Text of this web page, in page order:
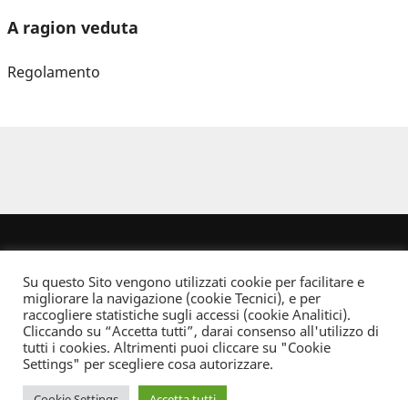
A ragion veduta
Regolamento
Dove non indicato altrimenti quest’opera è distribuita con Licenza
Creative Commons Attribuzione - Non commerciale - Non opere derivate 2.5 Italia
Informativa sulla privacy
Su questo Sito vengono utilizzati cookie per facilitare e
migliorare la navigazione (cookie Tecnici), e per
raccogliere statistiche sugli accessi (cookie Analitici).
Cliccando su “Accetta tutti”, darai consenso all'utilizzo di
tutti i cookies. Altrimenti puoi cliccare su "Cookie
Settings" per scegliere cosa autorizzare.